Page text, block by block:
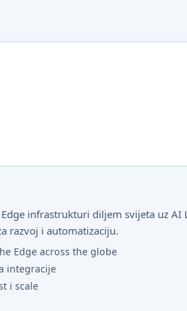
infrastrukturi diljem svijeta uz AI
razvoj i automatizaciju.
Edge across the globe
integracije
i scale